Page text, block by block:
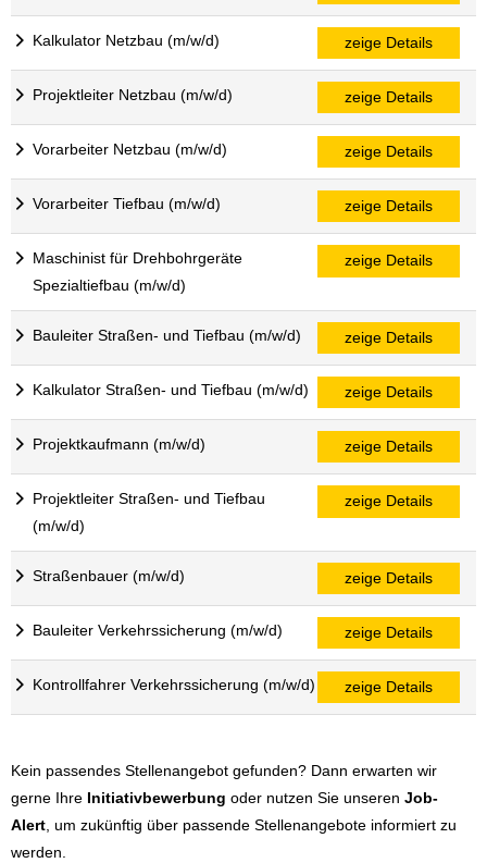
Kalkulator Netzbau (m/w/d) zeige Details
Projektleiter Netzbau (m/w/d) zeige Details
Vorarbeiter Netzbau (m/w/d) zeige Details
Vorarbeiter Tiefbau (m/w/d) zeige Details
Maschinist für Drehbohrgeräte
Spezialtiefbau (m/w/d)
zeige Details
Bauleiter Straßen- und Tiefbau (m/w/d) zeige Details
Kalkulator Straßen- und Tiefbau (m/w/d) zeige Details
Projektkaufmann (m/w/d) zeige Details
Projektleiter Straßen- und Tiefbau
(m/w/d)
zeige Details
Straßenbauer (m/w/d) zeige Details
Bauleiter Verkehrssicherung (m/w/d) zeige Details
Kontrollfahrer Verkehrssicherung (m/w/d) zeige Details
Kein passendes Stellenangebot gefunden? Dann erwarten wir
gerne Ihre Initiativbewerbung oder nutzen Sie unseren Job-
Alert , um zukünftig über passende Stellenangebote informiert zu
werden.